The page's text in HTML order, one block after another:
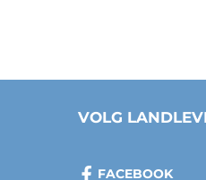
VOLG
FACEBOOK